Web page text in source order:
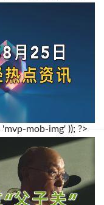
'mvp-mob-img' )); ?>